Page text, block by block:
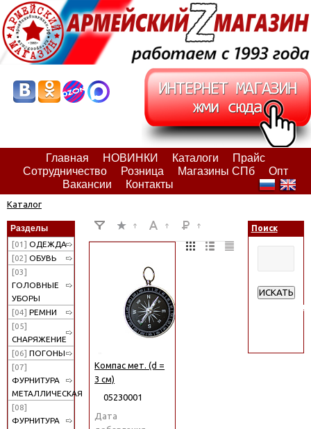
Главная НОВИНКИ Каталоги
Прайс
Сотрудничество
Розница Магазины СПб
Опт
Вакансии
Контакты
Каталог
Разделы
[01] ОДЕЖДА
[02] ОБУВЬ
[03]
ГОЛОВНЫЕ
УБОРЫ
[04] РЕМНИ
[05]
СНАРЯЖЕНИЕ
[06] ПОГОНЫ
[07]
ФУРНИТУРА
МЕТАЛЛИЧЕСКАЯ
[08]
ФУРНИТУРА
Компас мет. (d =
3 см)
05230001
Дата
Поиск
ИСКАТЬ